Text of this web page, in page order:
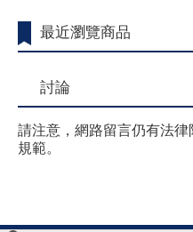
最近瀏覽商品
討論
請注意，網路留言仍有法律
規範。